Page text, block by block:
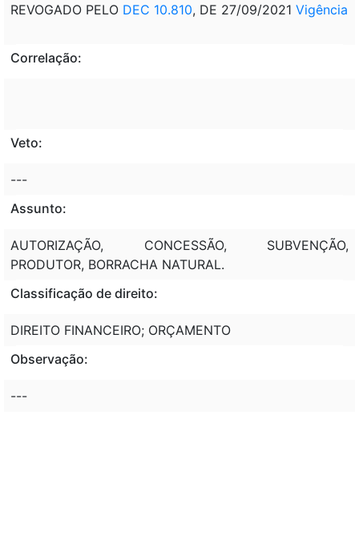
REVOGADO PELO DEC 10.810, DE 27/09/2021 Vigência
Correlação:
Veto:
---
Assunto:
AUTORIZAÇÃO, CONCESSÃO, SUBVENÇÃO,
PRODUTOR, BORRACHA NATURAL.
Classificação de direito:
DIREITO FINANCEIRO; ORÇAMENTO
Observação:
---